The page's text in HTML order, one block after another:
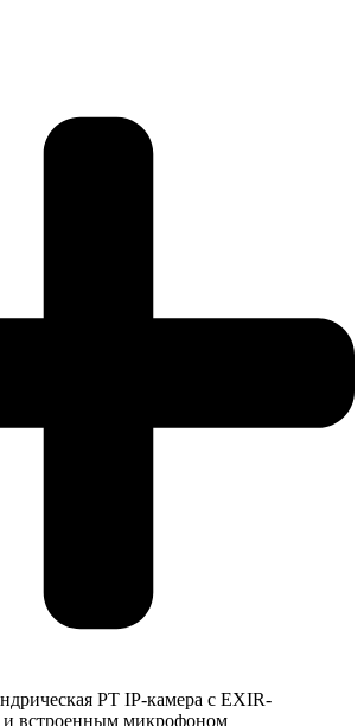
PT IP-камера c EXIR-
и встроенным микрофоном